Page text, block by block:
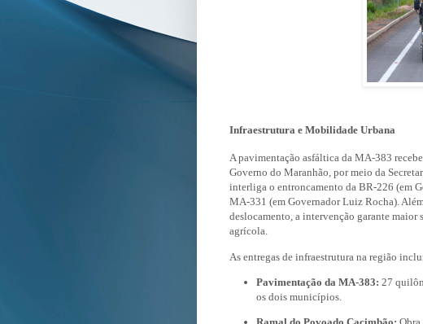
Infraestrutura e Mobilidade Urbana
A pavimentação asfáltica da MA-383
Governo do Maranhão, por meio da
interliga o entroncamento da BR-226 (em
MA-331 (em Governador Luiz Rocha).
deslocamento, a intervenção garante maior
agrícola.
As entregas de infraestrutura na região
Pavimentação da MA-383: 27
os dois municípios.